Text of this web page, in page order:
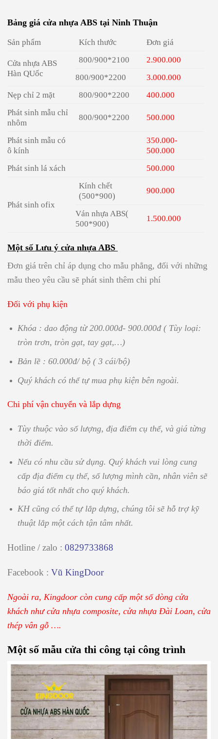
Bảng giá cửa nhựa ABS tại Ninh Thuận
Sản phẩm Kích thước Đơn giá
Cửa nhựa ABS
Hàn QUốc
800/900*2100
2.900.000
800/900*2200
3.000.000
Nẹp chỉ 2 mặt
800/900*2200
400.000
Phát sinh mẫu chỉ
nhôm
800/900*2200 500.000
Phát sinh mẫu có
ô kính
350.000-
500.000
Phát sinh lá xách
500.000
Phát sinh ofix
Kính chết
(500*900)
900.000
Ván nhựa ABS(
500*900)
1.500.000
Một số Lưu ý cửa nhựa ABS
Đơn giá trên chỉ áp dụng cho mẫu phẳng, đối với những
mẫu theo yêu cầu sẽ phát sinh thêm chi phí
Đối với phụ kiện
Khóa : dao động từ 200.000đ- 900.000đ ( Tùy loại:
tròn trơn, tròn gạt, tay gạt,…)
Bản lề : 60.000đ/ bộ ( 3 cái/bộ)
Quý khách có thể tự mua phụ kiện bên ngoài.
Chi phí vận chuyển và lắp dựng
Tùy thuộc vào số lượng, địa điểm cụ thể, và giá từng
thời điểm.
Nếu có nhu cầu sử dụng. Quý khách vui lòng cung
cấp địa điểm cụ thể, số lượng mình cần, nhân viên sẽ
báo giá tốt nhất cho quý khách.
KH cũng có thể tự lắp dựng, chúng tôi sẽ hỗ trợ kỹ
thuật lắp một cách tận tâm nhất.
Hotline / zalo : 0829733868
Facebook : Vũ KingDoor
Ngoài ra, Kingdoor còn cung cấp một số dòng cửa
khách như cửa nhựa composite, cửa nhựa Đài Loan, cửa
thép vân gỗ ….
Một số mẫu cửa thi công tại công trình